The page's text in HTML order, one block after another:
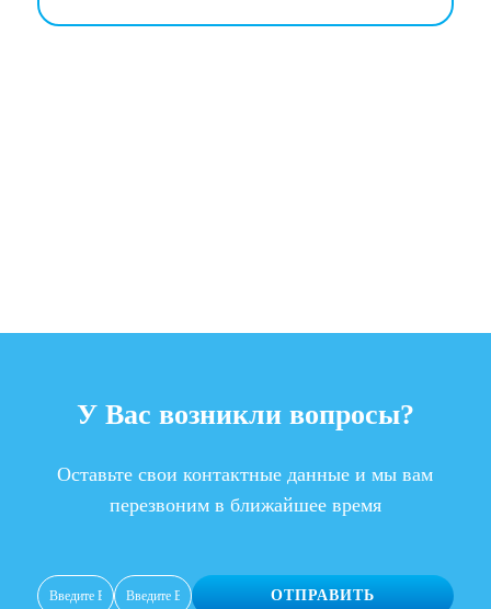
У Вас возникли вопросы?
Оставьте свои контактные данные и мы вам
перезвоним в ближайшее время
ОТПРАВИТЬ